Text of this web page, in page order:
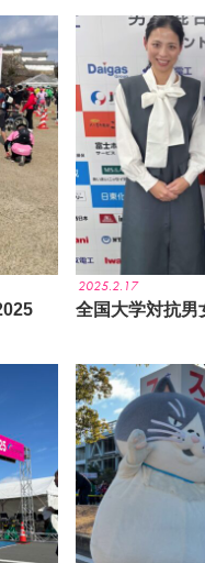
2025.2.17
全国大学対抗男